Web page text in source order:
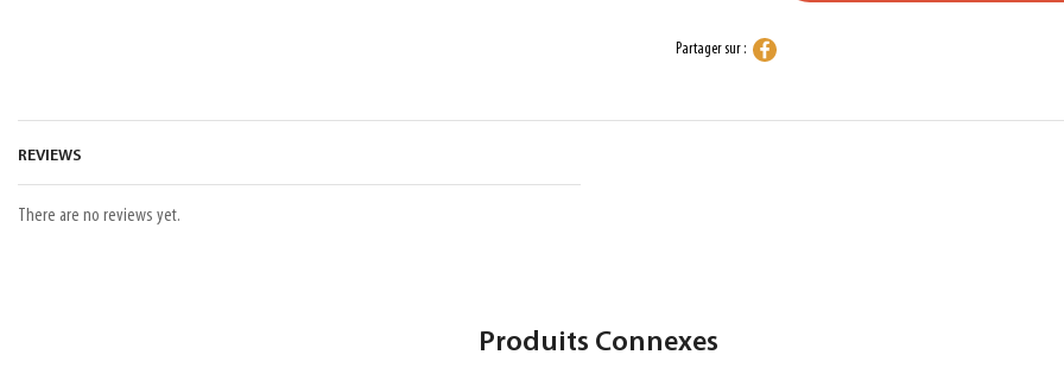
Partager sur :
REVIEWS
There are no reviews yet.
Produits Connexes